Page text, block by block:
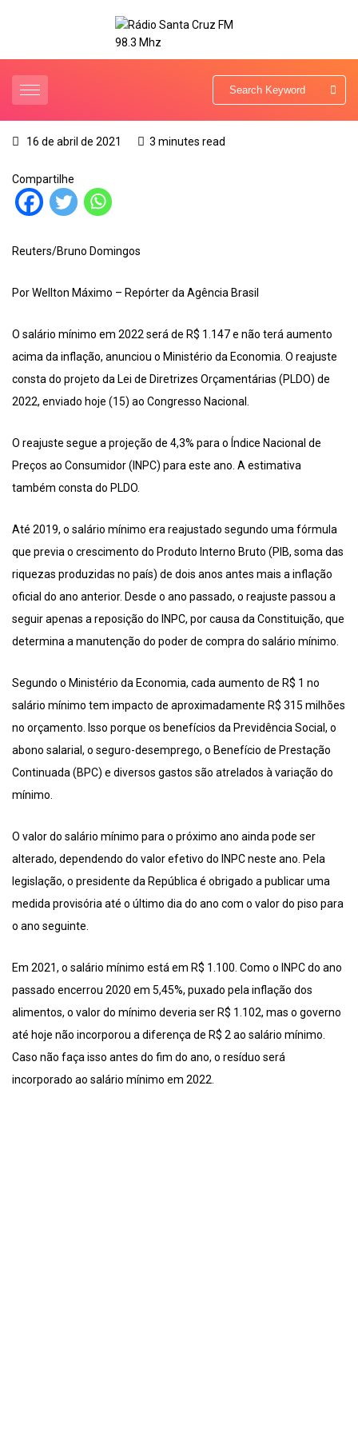
16 de abril de 2021 3 minutes read
Compartilhe
Reuters/Bruno Domingos
Por Wellton Máximo – Repórter da Agência Brasil
O salário mínimo em 2022 será de R$ 1.147 e não terá aumento
acima da inflação, anunciou o Ministério da Economia. O reajuste
consta do projeto da Lei de Diretrizes Orçamentárias (PLDO) de
2022, enviado hoje (15) ao Congresso Nacional.
O reajuste segue a projeção de 4,3% para o Índice Nacional de
Preços ao Consumidor (INPC) para este ano. A estimativa
também consta do PLDO.
Até 2019, o salário mínimo era reajustado segundo uma fórmula
que previa o crescimento do Produto Interno Bruto (PIB, soma das
riquezas produzidas no país) de dois anos antes mais a inflação
oficial do ano anterior. Desde o ano passado, o reajuste passou a
seguir apenas a reposição do INPC, por causa da Constituição, que
determina a manutenção do poder de compra do salário mínimo.
Segundo o Ministério da Economia, cada aumento de R$ 1 no
salário mínimo tem impacto de aproximadamente R$ 315 milhões
no orçamento. Isso porque os benefícios da Previdência Social, o
abono salarial, o seguro-desemprego, o Benefício de Prestação
Continuada (BPC) e diversos gastos são atrelados à variação do
mínimo.
O valor do salário mínimo para o próximo ano ainda pode ser
alterado, dependendo do valor efetivo do INPC neste ano. Pela
legislação, o presidente da República é obrigado a publicar uma
medida provisória até o último dia do ano com o valor do piso para
o ano seguinte.
Em 2021, o salário mínimo está em R$ 1.100. Como o INPC do ano
passado encerrou 2020 em 5,45%, puxado pela inflação dos
alimentos, o valor do mínimo deveria ser R$ 1.102, mas o governo
até hoje não incorporou a diferença de R$ 2 ao salário mínimo.
Caso não faça isso antes do fim do ano, o resíduo será
incorporado ao salário mínimo em 2022.